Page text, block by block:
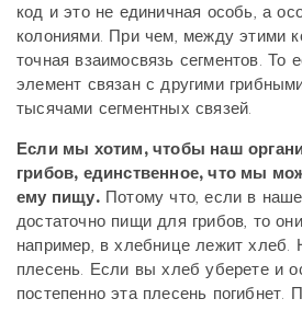
код и это не единичная особь, а
колониями. При чем, между этими
точная взаимосвязь сегментов. То
элемент связан с другими
тысячами сегментных связей.
Если мы хотим, чтобы наш
грибов, единственное, что мы
ему пищу.Потому что, если в
достаточно пищи для грибов, то
например, в хлебнице лежит хлеб.
плесень. Если вы хлеб уберете и
постепенно эта плесень погибнет.